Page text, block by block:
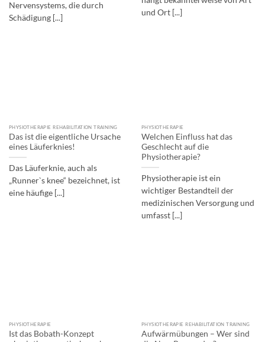
Nervensystems, die durch
Schädigung [...]
und Ort [...]
PHYSIOTHERAPIE REHABILITATION TRAINING
Das ist die eigentliche Ursache
eines Läuferknies!
Das Läuferknie, auch als
„Runner`s knee“ bezeichnet, ist
eine häufige [...]
PHYSIOTHERAPIE
Welchen Einfluss hat das
Geschlecht auf die
Physiotherapie?
Physiotherapie ist ein
wichtiger Bestandteil der
medizinischen Versorgung und
umfasst [...]
PHYSIOTHERAPIE
Ist das Bobath-Konzept
PHYSIOTHERAPIE REHABILITATION TRAINING
Aufwärmübungen – Wer sind